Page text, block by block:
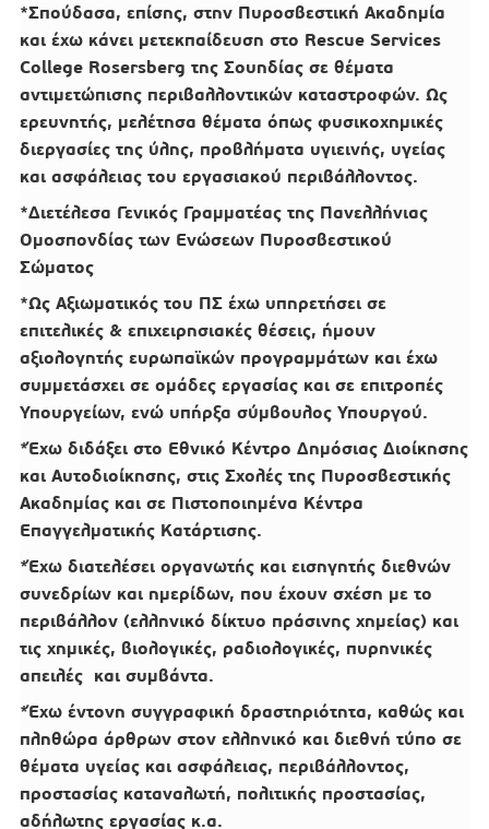
*Σπούδασα, επίσης, στην Πυροσβεστική Ακαδημία
και έχω κάνει μετεκπαίδευση στο Rescue Services
College Rosersberg της Σουηδίας σε θέματα
αντιμετώπισης περιβαλλοντικών καταστροφών. Ως
ερευνητής, μελέτησα θέματα όπως φυσικοχημικές
διεργασίες της ύλης, προβλήματα υγιεινής, υγείας
και ασφάλειας του εργασιακού περιβάλλοντος.
*Διετέλεσα Γενικός Γραμματέας της Πανελλήνιας
Ομοσπονδίας των Ενώσεων Πυροσβεστικού
Σώματος
*Ως Αξιωματικός του ΠΣ έχω υπηρετήσει σε
επιτελικές & επιχειρησιακές θέσεις, ήμουν
αξιολογητής ευρωπαϊκών προγραμμάτων και έχω
συμμετάσχει σε ομάδες εργασίας και σε επιτροπές
Υπουργείων, ενώ υπήρξα σύμβουλος Υπουργού.
*Έχω διδάξει στο Εθνικό Κέντρο Δημόσιας Διοίκησης
και Αυτοδιοίκησης, στις Σχολές της Πυροσβεστικής
Ακαδημίας και σε Πιστοποιημένα Κέντρα
Επαγγελματικής Κατάρτισης.
*Έχω διατελέσει οργανωτής και εισηγητής διεθνών
συνεδρίων και ημερίδων, που έχουν σχέση με το
περιβάλλον (ελληνικό δίκτυο πράσινης χημείας) και
τις χημικές, βιολογικές, ραδιολογικές, πυρηνικές
απειλές και συμβάντα.
*Έχω έντονη συγγραφική δραστηριότητα, καθώς και
πληθώρα άρθρων στον ελληνικό και διεθνή τύπο σε
θέματα υγείας και ασφάλειας, περιβάλλοντος,
προστασίας καταναλωτή, πολιτικής προστασίας,
αδήλωτης εργασίας κ.α.